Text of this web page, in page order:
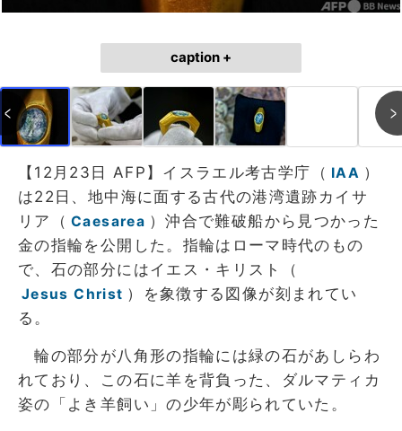
caption +
【12月23日 AFP】イスラエル考古学庁（ IAA ）
は22日、地中海に面する古代の港湾遺跡カイサ
リア（ Caesarea ）沖合で難破船から見つかった
金の指輪を公開した。指輪はローマ時代のもの
で、石の部分にはイエス・キリスト（
Jesus Christ ）を象徴する図像が刻まれてい
る。
輪の部分が八角形の指輪には緑の石があしらわ
れており、この石に羊を背負った、ダルマティカ
姿の「よき羊飼い」の少年が彫られていた。